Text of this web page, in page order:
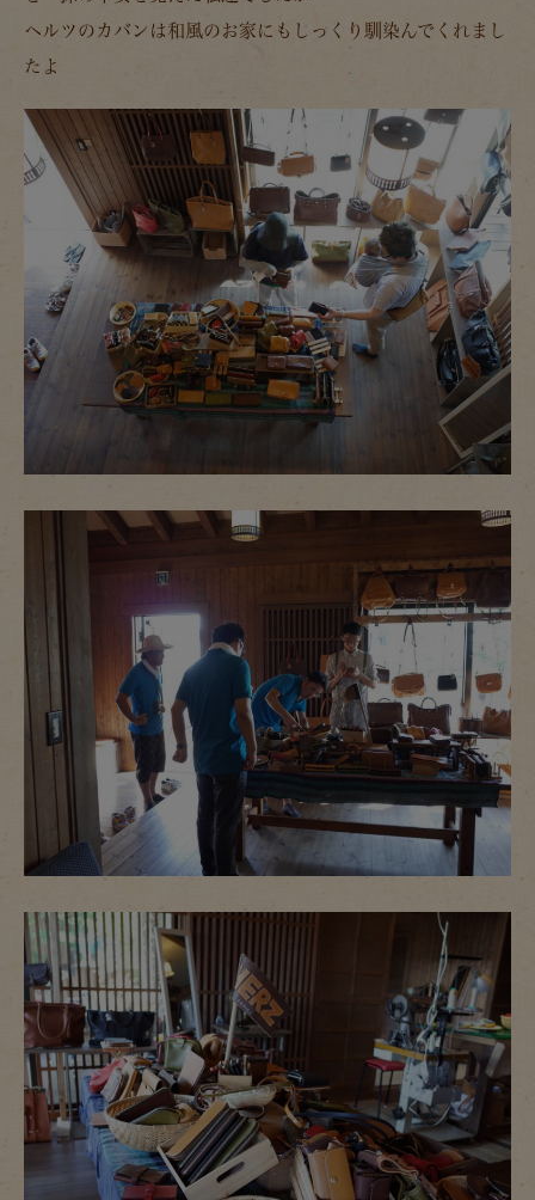
ヘルツのカバンは和風のお家にもしっくり馴染んでくれまし
たよ